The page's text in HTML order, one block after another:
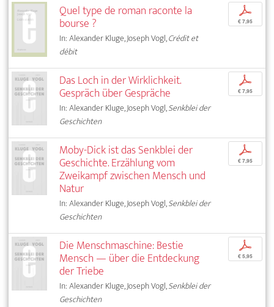
Quel type de roman raconte la
bourse ?
In: Alexander Kluge, Joseph Vogl,Crédit et
débit
p
€ 7,95
Das Loch in der Wirklichkeit.
Gespräch über Gespräche
In: Alexander Kluge, Joseph Vogl,Senkblei der
Geschichten
p
€ 7,95
Moby-Dick ist das Senkblei der
Geschichte. Erzählung vom
Zweikampf zwischen Mensch und
Natur
In: Alexander Kluge, Joseph Vogl,Senkblei der
Geschichten
p
€ 7,95
Die Menschmaschine: Bestie
Mensch — über die Entdeckung
der Triebe
In: Alexander Kluge, Joseph Vogl,Senkblei der
Geschichten
p
€ 5,95